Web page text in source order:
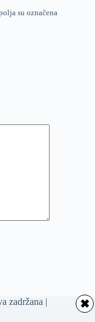
su označena
zadržana |
✖